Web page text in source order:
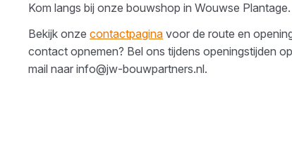
Kom langs bij onze bouwshop in Wouwse Plantage.
Bekijk onze contactpagina voor de route en
contact opnemen? Bel ons tijdens openingstijden op
mail naar info@jw-bouwpartners.nl.